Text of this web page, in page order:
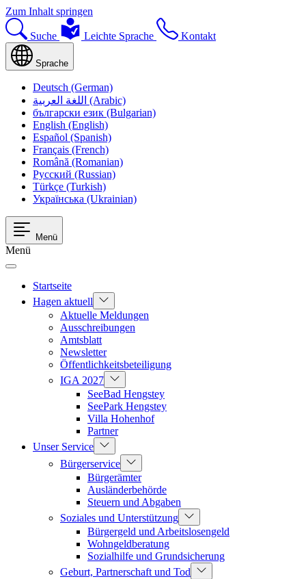
Zum Inhalt springen
Suche Leichte Sprache Kontakt
Sprache
Deutsch (German)
اللغة العربية (Arabic)
български език (Bulgarian)
English (English)
Español (Spanish)
Français (French)
Română (Romanian)
Русский (Russian)
Türkçe (Turkish)
Українська (Ukrainian)
Menü
Menü
Startseite
Hagen aktuell
Aktuelle Meldungen
Ausschreibungen
Amtsblatt
Newsletter
Öffentlichkeitsbeteiligung
IGA 2027
SeeBad Hengstey
SeePark Hengstey
Villa Hohenhof
Partner
Unser Service
Bürgerservice
Bürgerämter
Ausländerbehörde
Steuern und Abgaben
Soziales und Unterstützung
Bürgergeld und Arbeitslosengeld
Wohngeldberatung
Sozialhilfe und Grundsicherung
Geburt, Partnerschaft und Tod